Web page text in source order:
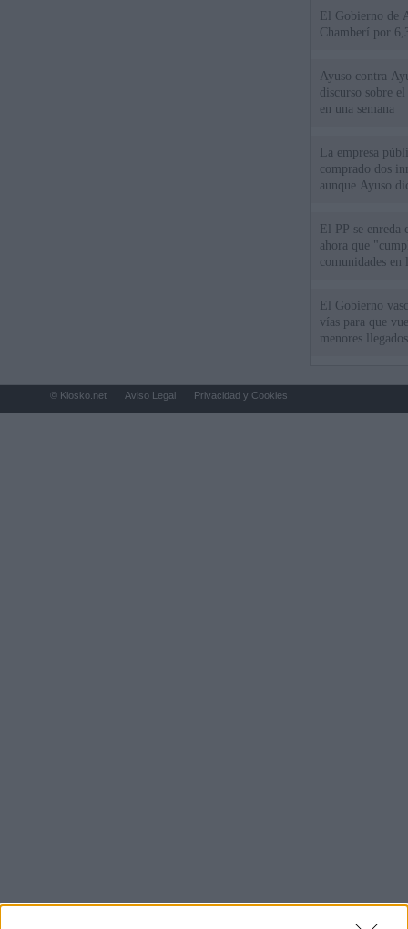
El Gobierno de
Chamberí por
Ayuso contra
discurso sobre
en una semana
La empresa
comprado dos
aunque Ayuso
El PP se
ahora que
comunidades en
El Gobierno
vías para que
menores
© Kiosko.net Aviso Legal Privacidad y Cookies